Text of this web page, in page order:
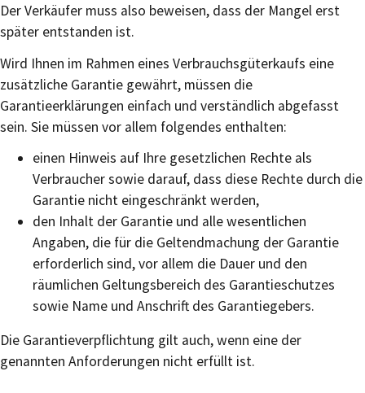
Der Verkäufer muss also beweisen, dass der Mangel erst
später entstanden ist.
Wird Ihnen im Rahmen eines Verbrauchsgüterkaufs eine
zusätzliche Garantie gewährt, müssen die
Garantieerklärungen einfach und verständlich abgefasst
sein. Sie müssen vor allem folgendes enthalten:
einen Hinweis auf Ihre gesetzlichen Rechte als
Verbraucher sowie darauf, dass diese Rechte durch die
Garantie nicht eingeschränkt werden,
den Inhalt der Garantie und alle wesentlichen
Angaben, die für die Geltendmachung der Garantie
erforderlich sind, vor allem die Dauer und den
räumlichen Geltungsbereich des Garantieschutzes
sowie Name und Anschrift des Garantiegebers.
Die Garantieverpflichtung gilt auch, wenn eine der
genannten Anforderungen nicht erfüllt ist.